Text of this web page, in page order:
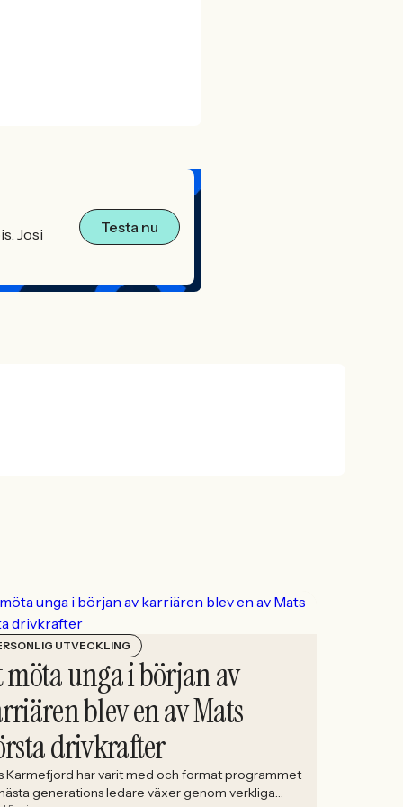
Josi
Testa nu
UTVECKLING
möta unga i början av
blev en av Mats
drivkrafter
Karmefjord har varit med och format programmet
generations ledare växer genom verkliga